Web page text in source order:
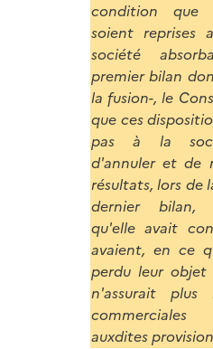
condition que
soient reprises
société
premier bilan
la fusion-, le
que ces
pas à la
d'annuler et de
résultats, lors de
dernier bilan,
qu'elle avait
avaient, en ce
perdu leur objet
n'assurait plus
commerciales
auxdites